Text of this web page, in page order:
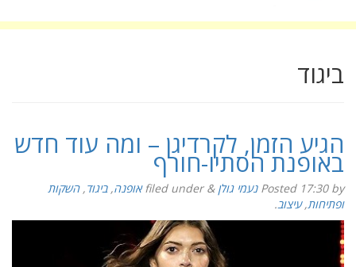
ביגוד
הגיע הזמן, לקרדיגן – ומה עוד חדש
באופנת הסתיו-חורף
Posted 17:30by נעמי גולן &
filed under אופנה,ביגוד,השקות
ופתיחות,עיצוב.